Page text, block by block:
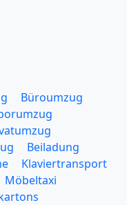
Büroumzug
Beiladung
Klaviertransport
Möbeltaxi